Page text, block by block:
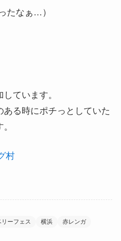
たなぁ…）
しています。
ある時にポチっとしていた
村
リーフェス 横浜 赤レンガ